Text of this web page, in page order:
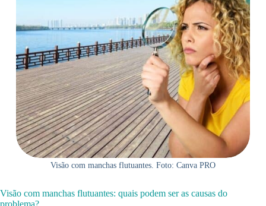
Visão com manchas flutuantes. Foto: Canva PRO
Visão com manchas flutuantes: quais podem ser as causas do